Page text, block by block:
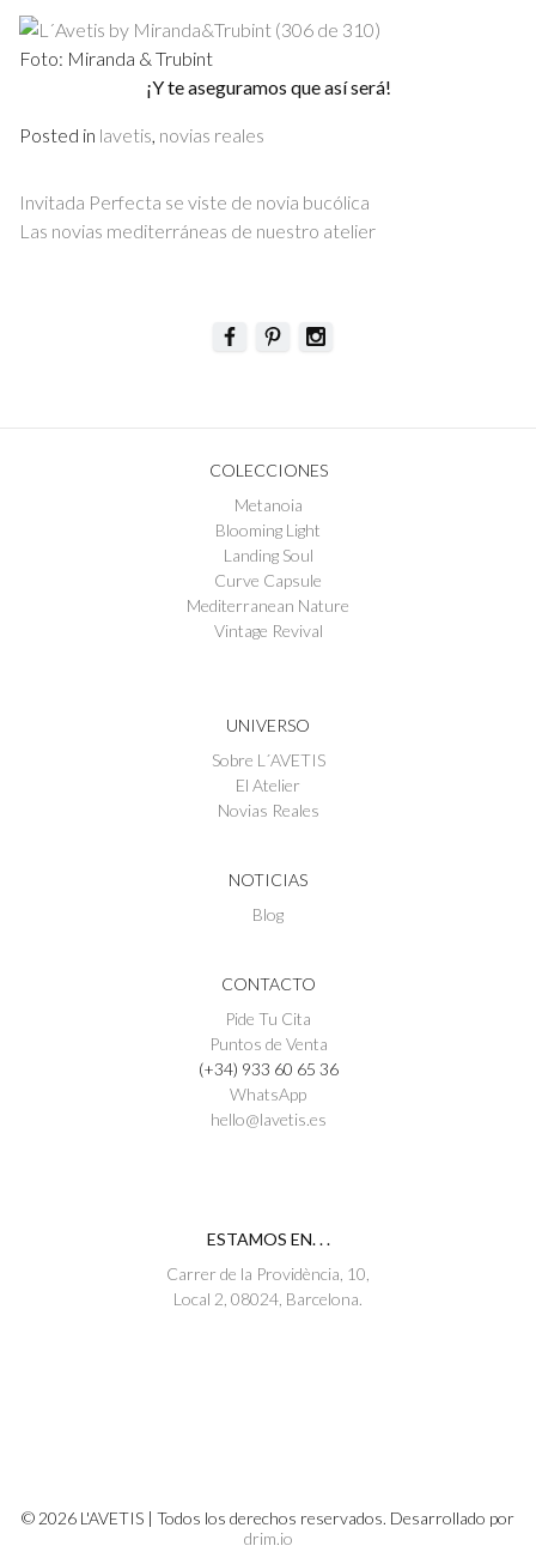
Foto: Miranda & Trubint
¡Y te aseguramos que así será!
Posted in lavetis, novias reales
Navegación
de
Invitada Perfecta se viste de novia bucólica
Las novias mediterráneas de nuestro atelier
COLECCIONES
Metanoia
Blooming Light
Landing Soul
Curve Capsule
Mediterranean Nature
Vintage Revival
UNIVERSO
Sobre L´AVETIS
El Atelier
Novias Reales
NOTICIAS
Blog
CONTACTO
Pide Tu Cita
Puntos de Venta
(+34) 933 60 65 36
WhatsApp
hello@lavetis.es
ESTAMOS EN. . .
Carrer de la Providència, 10,
Local 2, 08024, Barcelona.
© 2026 L'AVETIS | Todos los derechos reservados. Desarrollado por
drim.io